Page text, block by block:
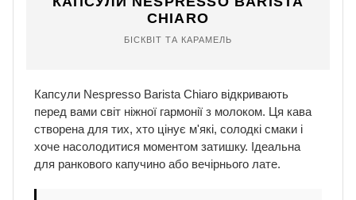
CHIARO
БІСКВІТ ТА КАРАМЕЛЬ
Капсули Nespresso Barista Chiaro відкривають
перед вами світ ніжної гармонії з молоком. Ця кава
створена для тих, хто цінує м'які, солодкі смаки і
хоче насолодитися моментом затишку. Ідеальна
для ранкового капучино або вечірнього лате.